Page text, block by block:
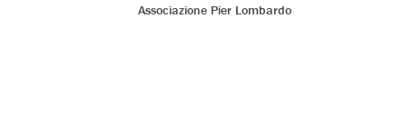
Associazione Pier Lombardo